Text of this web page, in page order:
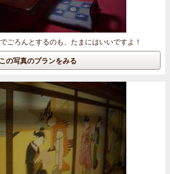
ごろんとするのも、たまにはいいですよ！
この写真のプランをみる